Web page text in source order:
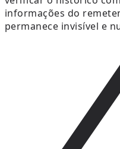
informações do
permanece invisível e